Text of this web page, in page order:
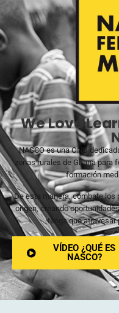
We Love
NASCO es una ONG
zonas rurales de Ghana para
formación
De esta manera, combate los
origen, creando
tenga que atravesar
VÍDEO ¿QUÉ ES
NASCO?